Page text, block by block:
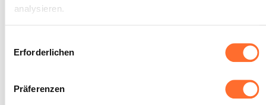
analysieren.
akzeptieren, ablehnen oder konfigurieren. Davon
ausgenommen sind Cookies, die für die Funktion der
Website unbedingt erforderlich sind. Eine Beschreibung der
verschiedenen Cookies finden sie oben unter „Details“.
Erforderlichen
Präferenzen
Hersteller gemäß den Vertragsvorgaben